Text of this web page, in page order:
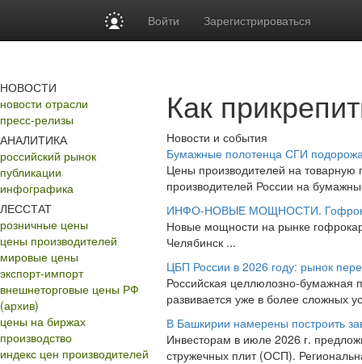
Войти Зарегистрироваться
НОВОСТИ
новости отрасли
пресс-релизы
АНАЛИТИКА
российский рынок
публикации
инфографика
ЛЕССТАТ
розничные цены
цены производителей
мировые цены
экспорт-импорт
внешнеторговые цены РФ
(архив)
цены на биржах
производство
индекс цен производителей
Как
Новости и события
Бумажные полотенца СГИ
Цены производителей на
производителей России на
ИНФО-НОВЫЕ МОЩНОСТИ.
Новые мощности на рынке
Челябинск ...
ЦБП России в 2026 году: рынок
Российская целлюлозно-бумажная
развивается уже в более сложных
В Башкирии намерены построить
Инвесторам в июле 2026 г.
стружечных плит (ОСП).